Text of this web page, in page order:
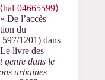
⟨hal-04665599⟩
De l’accès
du
1201) dans
livre des
genre dans le
urbaines